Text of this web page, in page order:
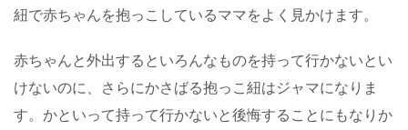
紐で赤ちゃんを抱っこしているママをよく見かけます。
赤ちゃんと外出するといろんなものを持って行かないとい
けないのに、さらにかさばる抱っこ紐はジャマになりま
す。かといって持って行かないと後悔することにもなりか